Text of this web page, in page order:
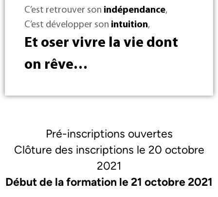
C’est retrouver son indépendance,
C’est développer son intuition,
Et oser vivre la vie dont
on rêve…
Pré-inscriptions ouvertes
Clôture des inscriptions le 20 octobre
2021
Début de la formation le 21 octobre 2021